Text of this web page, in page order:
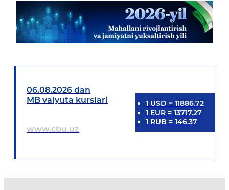
06.08.2026 dan
MB valyuta kurslari
www.cbu.uz
1 USD = 11886.72
1 EUR= 13717.27
1 RUB = 146.37